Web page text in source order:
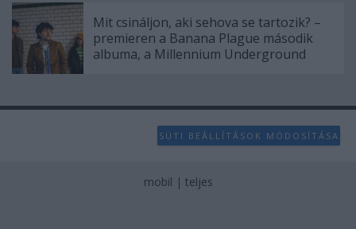
Mit csináljon, aki sehova se tartozik? –
premieren a Banana Plague második
albuma, a Millennium Underground
SÜTI BEÁLLÍTÁSOK MÓDOSÍTÁSA
mobil | teljes